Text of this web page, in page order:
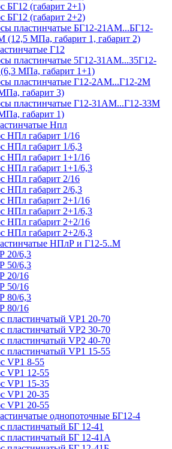
БГ12 (габарит 2+1)
БГ12 (габарит 2+2)
пластинчатые БГ12-21АМ...БГ12-
(12,5 МПа, габарит 1, габарит 2)
Г12
пластинчатые 5Г12-31АМ...35Г12-
МПа, габарит 1+1)
пластинчатые Г12-2АМ...Г12-2М
габарит 3)
пластинчатые Г12-31АМ...Г12-33М
габарит 1)
Нпл
НПл габарит 1/16
НПл габарит 1/6,3
НПл габарит 1+1/16
НПл габарит 1+1/6,3
НПл габарит 2/16
НПл габарит 2/6,3
НПл габарит 2+1/16
НПл габарит 2+1/6,3
НПл габарит 2+2/16
НПл габарит 2+2/6,3
НПлР и Г12-5..М
20/6,3
50/6,3
20/16
50/16
80/6,3
80/16
пластинчатый VP1 20-70
пластинчатый VP2 30-70
пластинчатый VP2 40-70
пластинчатый VP1 15-55
VP1 8-55
VP1 12-55
VP1 15-35
VP1 20-35
VP1 20-55
однопоточные БГ12-4
пластинчатый БГ 12-41
пластинчатый БГ 12-41А